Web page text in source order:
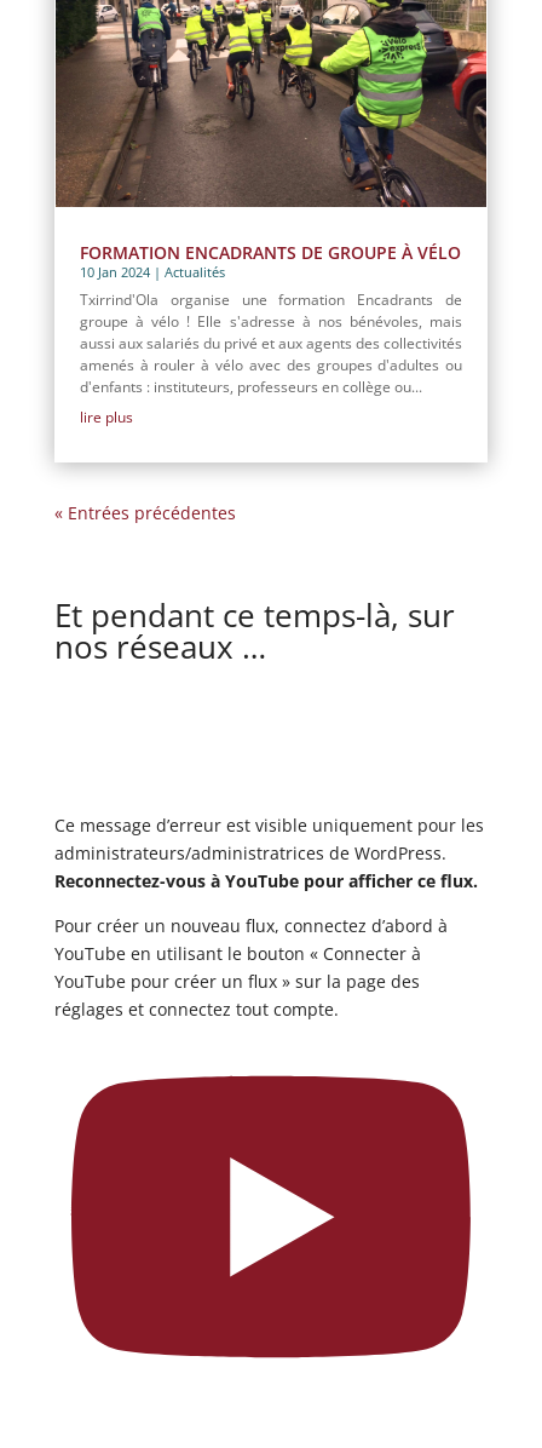
FORMATION ENCADRANTS DE GROUPE À VÉLO
10 Jan 2024| Actualités
Txirrind'Ola organise une formation Encadrants de
groupe à vélo ! Elle s'adresse à nos bénévoles, mais
aussi aux salariés du privé et aux agents des collectivités
amenés à rouler à vélo avec des groupes d'adultes ou
d'enfants : instituteurs, professeurs en collège ou...
lire plus
« Entrées précédentes
Et pendant ce temps-là, sur
nos réseaux …
Ce message d’erreur est visible uniquement pour les
administrateurs/administratrices de WordPress.
Reconnectez-vous à YouTube pour afficher ce flux.
Pour créer un nouveau flux, connectez d’abord à
YouTube en utilisant le bouton « Connecter à
YouTube pour créer un flux » sur la page des
réglages et connectez tout compte.